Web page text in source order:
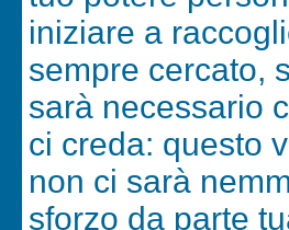
iniziare a
sempre cercato,
sarà necessario
ci creda: questo
non ci sarà
sforzo da parte